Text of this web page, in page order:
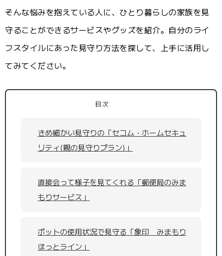
そんな悩みを抱えている人に、ひとり暮らしの家族を見
守ることができるサービスやグッズを紹介。自分のライ
フスタイルにあった見守り方法を探して、上手に活用し
てみてください。
目次
きめ細かい見守りの「セコム・ホームセキュ
リティ(親の見守りプラン)」
直接会って様子を見てくれる「郵便局のみま
もりサービス」
ポットの使用状況で見守る「象印 みまもり
ほっとライン」